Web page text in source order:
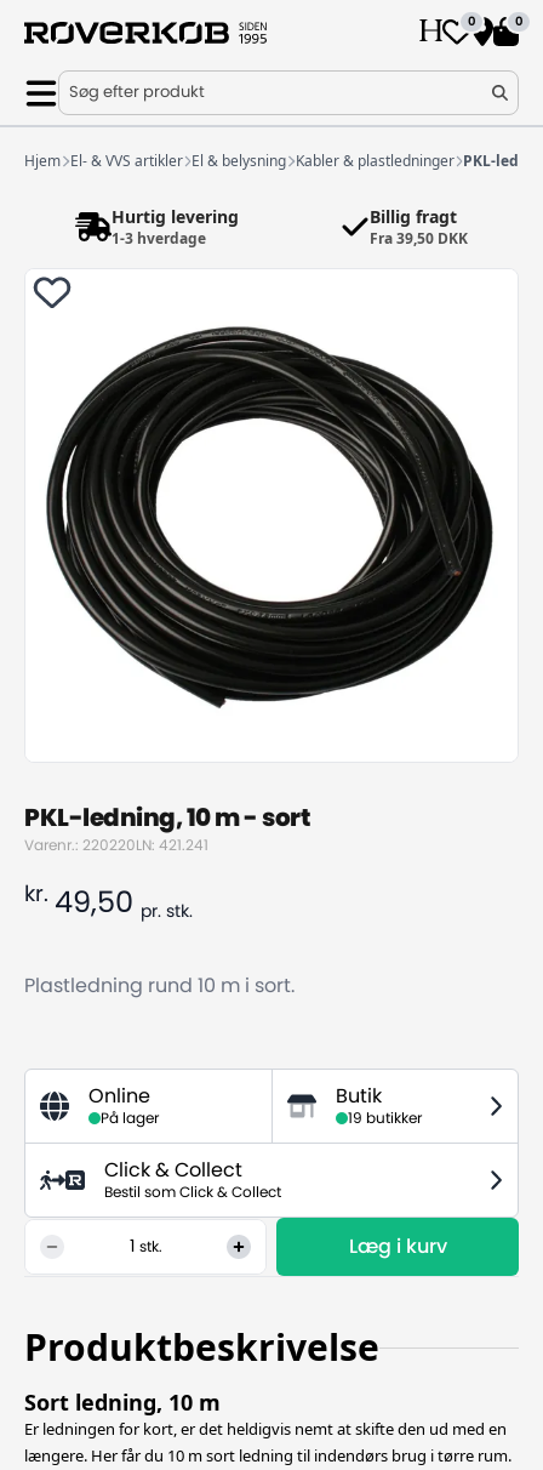
0 0
Søg efter produkt
Hjem El- & VVS artikler El & belysning Kabler & plastledninger PKL-
Hurtig levering
1-3 hverdage
Billig fragt
Fra 39,50 DKK
PKL-ledning, 10 m - sort
Varenr.: 220220LN: 421.241
kr. 49,50 pr. stk.
Plastledning rund 10 m i sort.
Online
På lager
Butik
19 butikker
Click & Collect
Bestil som Click & Collect
stk. Læg i kurv
Produktbeskrivelse
Sort ledning, 10 m
Er ledningen for kort, er det heldigvis nemt at skifte den ud med en
længere. Her får du 10 m sort ledning til indendørs brug i tørre rum.